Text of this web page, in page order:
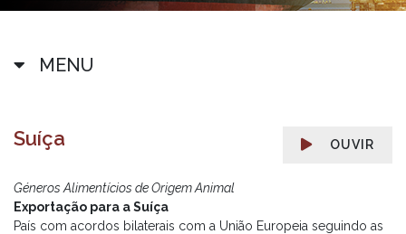
MENU
OUVIR
Suíça
Géneros Alimentícios de Origem Animal
Exportação para a Suíça
País com acordos bilaterais com a União Europeia seguindo as